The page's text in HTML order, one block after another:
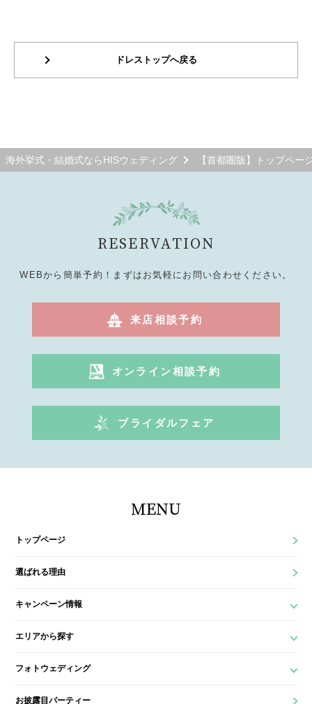
ドレストップへ戻る
海外挙式・結婚式ならHISウェディング 【首都圏版】トップペー
RESERVATION
WEBから簡単予約！まずはお気軽にお問い合わせください。
来店相談予約
オンライン相談予約
ブライダルフェア
MENU
トップページ
選ばれる理由
キャンペーン情報
エリアから探す
フォトウェディング
お披露目パーティー